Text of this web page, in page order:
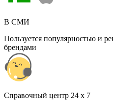
В СМИ
Пользуется популярностью и
брендами
Cправочный центр 24 x 7